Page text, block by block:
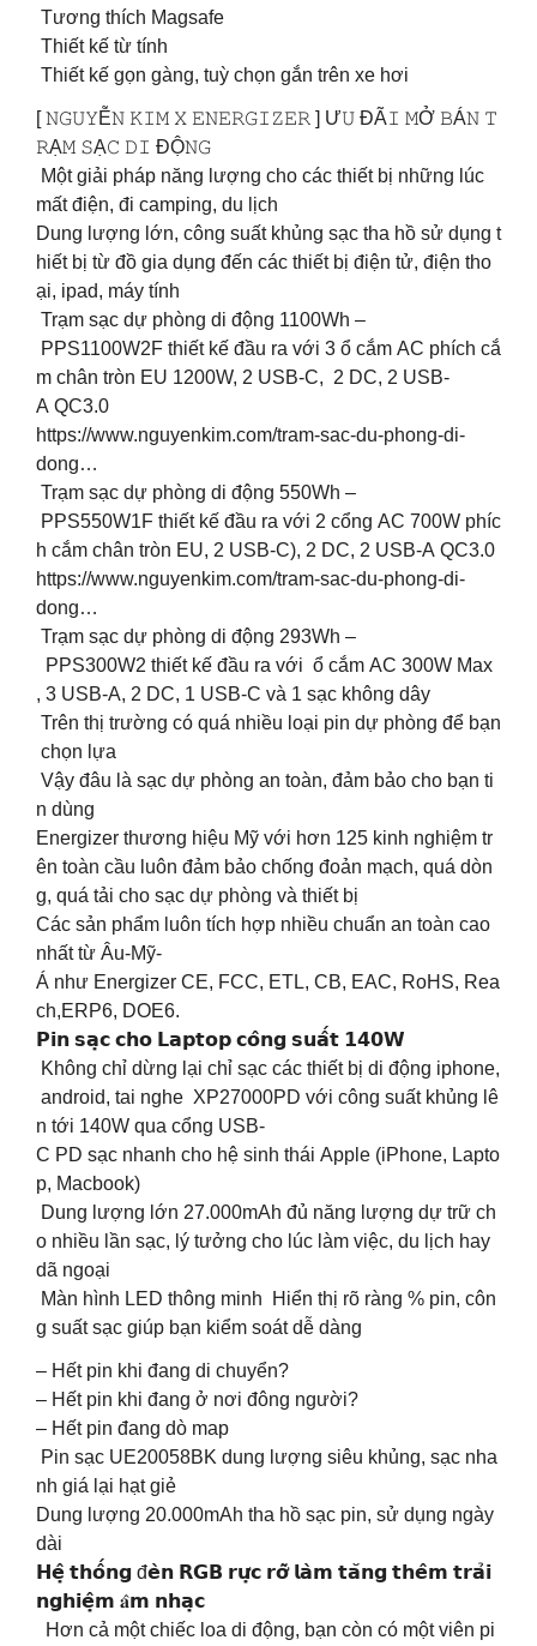
️ Tương thích Magsafe
️ Thiết kế từ tính
️ Thiết kế gọn gàng, tuỳ chọn gắn trên xe hơi
[ 𝙽𝙶𝚄𝚈Ễ𝙽 𝙺𝙸𝙼 𝚇 𝙴𝙽𝙴𝚁𝙶𝙸𝚉𝙴𝚁 ] Ư𝚄 ĐÃ𝙸 𝙼Ở 𝙱Á𝙽 𝚃
𝚁Ạ𝙼 𝚂Ạ𝙲 𝙳𝙸 ĐỘ𝙽𝙶
Một giải pháp năng lượng cho các thiết bị những lúc
mất điện, đi camping, du lịch
Dung lượng lớn, công suất khủng sạc tha hồ sử dụng t
hiết bị từ đồ gia dụng đến các thiết bị điện tử, điện tho
ại, ipad, máy tính
️ Trạm sạc dự phòng di động 1100Wh –
PPS1100W2F thiết kế đầu ra với 3 ổ cắm AC phích cắ
m chân tròn EU 1200W, 2 USB-C, 2 DC, 2 USB-
A QC3.0
https://www.nguyenkim.com/tram-sac-du-phong-di-
dong…
️ Trạm sạc dự phòng di động 550Wh –
PPS550W1F thiết kế đầu ra với 2 cổng AC 700W phíc
h cắm chân tròn EU, 2 USB-C), 2 DC, 2 USB-A QC3.0
https://www.nguyenkim.com/tram-sac-du-phong-di-
dong…
️ Trạm sạc dự phòng di động 293Wh –
PPS300W2 thiết kế đầu ra với ổ cắm AC 300W Max
, 3 USB-A, 2 DC, 1 USB-C và 1 sạc không dây
Trên thị trường có quá nhiều loại pin dự phòng để bạn
chọn lựa
️ Vậy đâu là sạc dự phòng an toàn, đảm bảo cho bạn ti
n dùng
Energizer thương hiệu Mỹ với hơn 125 kinh nghiệm tr
ên toàn cầu luôn đảm bảo chống đoản mạch, quá dòn
g, quá tải cho sạc dự phòng và thiết bị
Các sản phẩm luôn tích hợp nhiều chuẩn an toàn cao
nhất từ Âu-Mỹ-
Á như Energizer CE, FCC, ETL, CB, EAC, RoHS, Rea
ch,ERP6, DOE6.
𝗣𝗶𝗻 𝘀𝗮̣𝗰 𝗰𝗵𝗼 𝗟𝗮𝗽𝘁𝗼𝗽 𝗰𝗼̂𝗻𝗴 𝘀𝘂𝗮̂́𝘁 𝟭𝟰𝟬𝗪
️ Không chỉ dừng lại chỉ sạc các thiết bị di động iphone,
android, tai nghe XP27000PD với công suất khủng lê
n tới 140W qua cổng USB-
C PD sạc nhanh cho hệ sinh thái Apple (iPhone, Lapto
p, Macbook)
️ Dung lượng lớn 27.000mAh đủ năng lượng dự trữ ch
o nhiều lần sạc, lý tưởng cho lúc làm việc, du lịch hay
dã ngoại
️ Màn hình LED thông minh Hiển thị rõ ràng % pin, côn
g suất sạc giúp bạn kiểm soát dễ dàng
– Hết pin khi đang di chuyển?
– Hết pin khi đang ở nơi đông người?
– Hết pin đang dò map
️ Pin sạc UE20058BK dung lượng siêu khủng, sạc nha
nh giá lại hạt giẻ
Dung lượng 20.000mAh tha hồ sạc pin, sử dụng ngày
dài
𝗛𝗲̣̂ 𝘁𝗵𝗼̂́𝗻𝗴 đ𝗲̀𝗻 𝗥𝗚𝗕 𝗿𝘂̛̣𝗰 𝗿𝗼̛̃ 𝗹𝗮̀𝗺 𝘁𝗮̆𝗻𝗴 𝘁𝗵𝗲̂𝗺 𝘁𝗿𝗮̉𝗶
𝗻𝗴𝗵𝗶𝗲̣̂𝗺 𝐚̂𝗺 𝗻𝗵𝗮̣𝗰
Hơn cả một chiếc loa di động, bạn còn có một viên pi